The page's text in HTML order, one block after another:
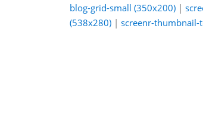
blog-grid-small (350x200) |
(538x280) | screenr-thumbnail-